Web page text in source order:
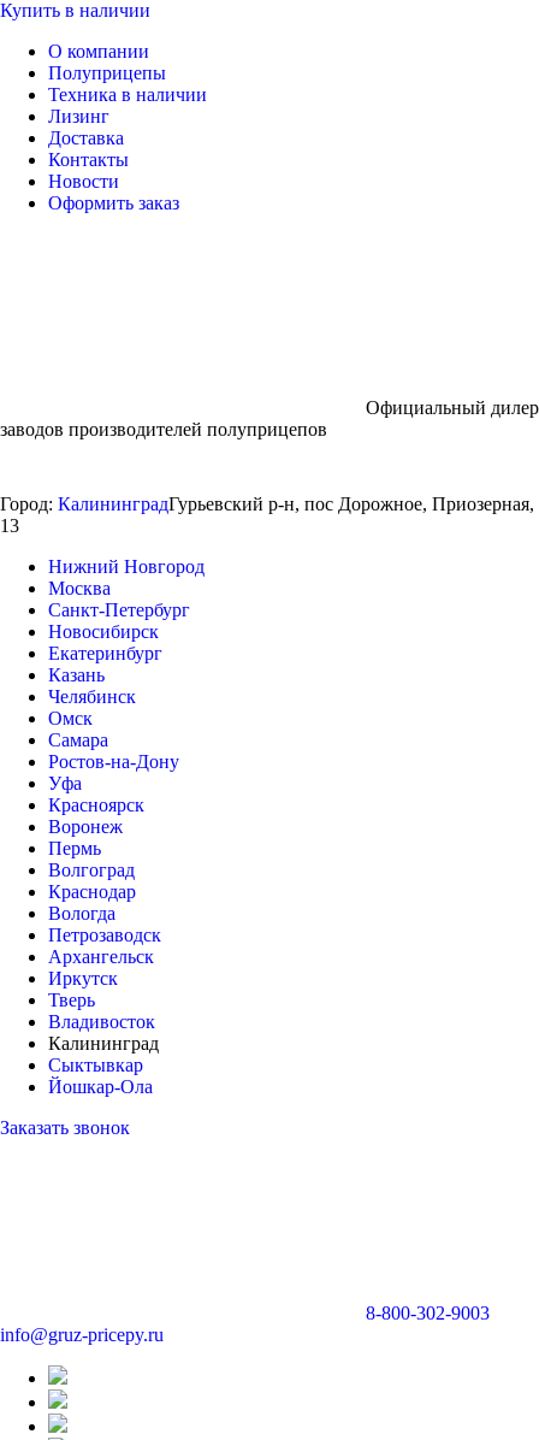
Купить в наличии
О компании
Полуприцепы
Техника в наличии
Лизинг
Доставка
Контакты
Новости
Оформить заказ
Официальный дилер
заводов производителей полуприцепов
Город: КалининградГурьевский р-н, пос Дорожное, Приозерная,
13
Нижний Новгород
Москва
Санкт-Петербург
Новосибирск
Екатеринбург
Казань
Челябинск
Омск
Самара
Ростов-на-Дону
Уфа
Красноярск
Воронеж
Пермь
Волгоград
Краснодар
Вологда
Петрозаводск
Архангельск
Иркутск
Тверь
Владивосток
Калининград
Сыктывкар
Йошкар-Ола
Заказать звонок
8-800-302-9003
info@gruz-pricepy.ru